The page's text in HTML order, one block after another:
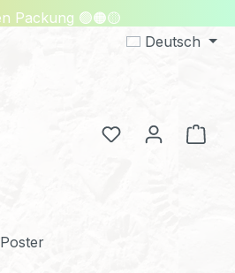
🟢🟠🟡
Deutsch
Du hast 0
Poster